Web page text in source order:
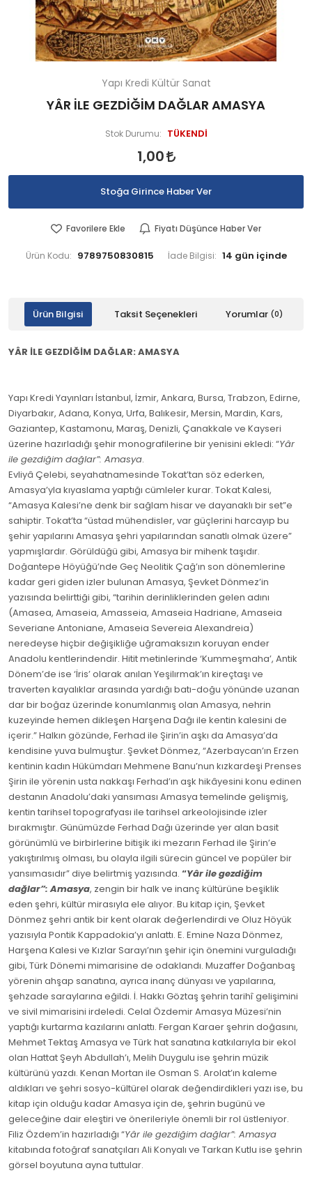
Yapı Kredi Kültür Sanat
YÂR İLE GEZDİĞİM DAĞLAR AMASYA
Stok Durumu: TÜKENDİ
1,00
Stoğa Girince Haber Ver
Favorilere Ekle Fiyatı Düşünce Haber Ver
Ürün Kodu: 9789750830815 İade Bilgisi:
Ürün Bilgisi Taksit Seçenekleri Yorumlar (0)
YÂR İLE GEZDİĞİM DAĞLAR: AMASYA
Yapı Kredi Yayınları İstanbul, İzmir, Ankara, Bursa, Trabzon, Edirne,
Diyarbakır, Adana, Konya, Urfa, Balıkesir, Mersin, Mardin, Kars,
Gaziantep, Kastamonu, Maraş, Denizli, Çanakkale ve Kayseri
üzerine hazırladığı şehir monografilerine bir yenisini ekledi: “Yâr
ile gezdiğim dağlar”: Amasya
Evliyâ Çelebi, seyahatnamesinde Tokat’tan söz ederken,
Amasya’yla kıyaslama yaptığı cümleler kurar. Tokat Kalesi,
“Amasya Kalesi’ne denk bir sağlam hisar ve dayanaklı bir set”e
sahiptir. Tokat’ta “üstad mühendisler, var güçlerini harcayıp bu
şehir yapılarını Amasya şehri yapılarından sanatlı olmak üzere”
yapmışlardır. Görüldüğü gibi, Amasya bir mihenk taşıdır.
Doğantepe Höyüğü’nde Geç Neolitik Çağ’ın son dönemlerine
kadar geri giden izler bulunan Amasya, Şevket Dönmez’in
yazısında belirttiği gibi, “tarihin derinliklerinden gelen adını
(Amasea, Amaseia, Amasseia, Amaseia Hadriane, Amaseia
Severiane Antoniane, Amaseia Severeia Alexandreia)
neredeyse hiçbir değişikliğe uğramaksızın koruyan ender
Anadolu kentlerindendir. Hitit metinlerinde ‘Kummeşmaha’, Antik
Dönem’de ise ‘İris’ olarak anılan Yeşilırmak’ın kireçtaşı ve
traverten kayalıklar arasında yardığı batı-doğu yönünde uzanan
dar bir boğaz üzerinde konumlanmış olan Amasya, nehrin
kuzeyinde hemen dikleşen Harşena Dağı ile kentin kalesini de
içerir.” Halkın gözünde, Ferhad ile Şirin’in aşkı da Amasya’da
kendisine yuva bulmuştur. Şevket Dönmez, “Azerbaycan’ın Erzen
kentinin kadın Hükümdarı Mehmene Banu’nun kızkardeşi Prenses
Şirin ile yörenin usta nakkaşı Ferhad’ın aşk hikâyesini konu edinen
destanın Anadolu’daki yansıması Amasya temelinde gelişmiş,
kentin tarihsel topografyası ile tarihsel arkeolojisinde izler
bırakmıştır. Günümüzde Ferhad Dağı üzerinde yer alan basit
görünümlü ve birbirlerine bitişik iki mezarın Ferhad ile Şirin’e
yakıştırılmış olması, bu olayla ilgili sürecin güncel ve popüler bir
yansımasıdır” diye belirtmiş yazısında. “Yâr ile gezdiğim
dağlar”: Amasya, zengin bir halk ve inanç kültürüne beşiklik
eden şehri, kültür mirasıyla ele alıyor. Bu kitap için, Şevket
Dönmez şehri antik bir kent olarak değerlendirdi ve Oluz Höyük
yazısıyla Pontik Kappadokia’yı anlattı. E. Emine Naza Dönmez,
Harşena Kalesi ve Kızlar Sarayı’nın şehir için önemini vurguladığı
gibi, Türk Dönemi mimarisine de odaklandı. Muzaffer Doğanbaş
yörenin ahşap sanatına, ayrıca inanç dünyası ve yapılarına,
şehzade saraylarına eğildi. İ. Hakkı Göztaş şehrin tarihî gelişimini
ve sivil mimarisini irdeledi. Celal Özdemir Amasya Müzesi’nin
yaptığı kurtarma kazılarını anlattı. Fergan Karaer şehrin doğasını,
Mehmet Tektaş Amasya ve Türk hat sanatına katkılarıyla bir ekol
olan Hattat Şeyh Abdullah’ı, Melih Duygulu ise şehrin müzik
kültürünü yazdı. Kenan Mortan ile Osman S. Arolat’ın kaleme
aldıkları ve şehri sosyo-kültürel olarak değendirdikleri yazı ise, bu
kitap için olduğu kadar Amasya için de, şehrin bugünü ve
geleceğine dair eleştiri ve önerileriyle önemli bir rol üstleniyor.
Filiz Özdem’in hazırladığı “Yâr ile gezdiğim dağlar”: Amasya
kitabında fotoğraf sanatçıları Ali Konyalı ve Tarkan Kutlu ise şehrin
görsel boyutuna ayna tuttular.